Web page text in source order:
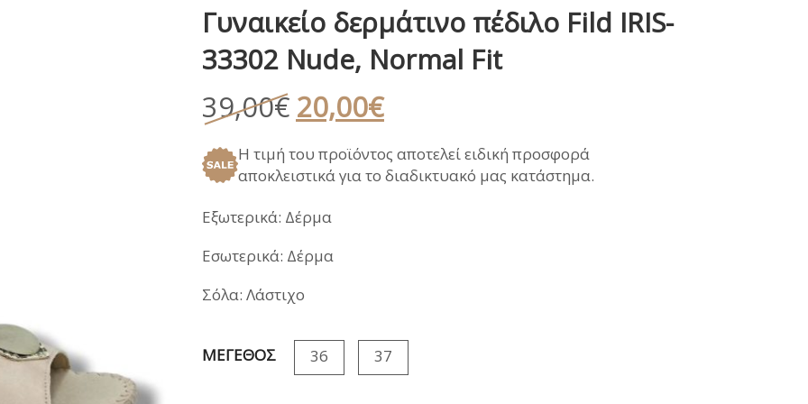
ΑΝΑΤΟΜΙΚΑ ΚΑΛΟΚΑΙΡΙ
ΠΑΝΤΟΦΛΕΣ ΧΕΙΜΩΝΑΣ
ΓΑΛΟΤΣΕΣ / APRE
Γυναικείο δερμάτινο πέδιλο Fild IRIS-
33302 Nude, Normal Fit
39,00€ Original
price
was:
39,00€.
20,00€Η
τρέχουσα
τιμή
είναι:
Η τιμή του προϊόντος αποτελεί ειδική προσφορά
αποκλειστικά για το διαδικτυακό μας κατάστημα.
Εξωτερικά: Δέρμα
Εσωτερικά: Δέρμα
Σόλα: Λάστιχο
ΜΕΓΕΘΟΣ 36 37